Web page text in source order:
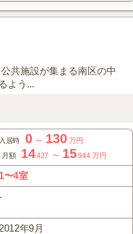
共施設が集まる南区の中
よう...
入居時 0～ 130 万円
月額
14.427 ～ 15.944 万円
1〜4室
2012年9月